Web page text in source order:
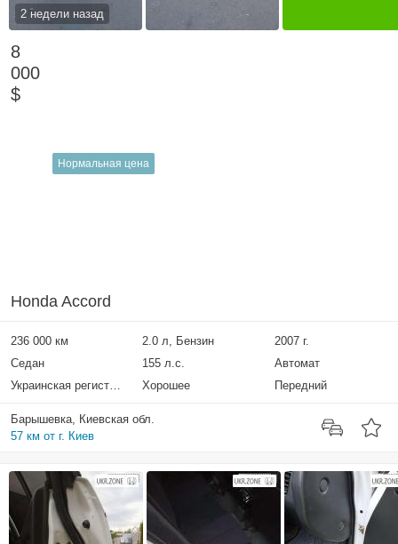
2 недели назад
8
000
$
Нормальная цена
Honda Accord
236 000 км 2.0 л, Бензин
2007 г.
Седан
155 л.с.
Автомат
Украинская регистрация
Хорошее Передний
Барышевка, Киевская обл.
57 км от г. Киев